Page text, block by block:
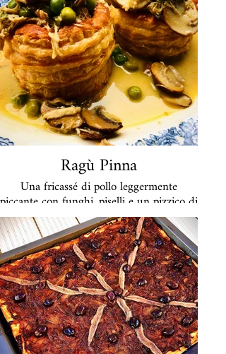
Ragù Pinna
Una fricassé di pollo leggermente
piccante con funghi, piselli e un pizzico di
curry servita nelle queen pies.
A porzione € 34